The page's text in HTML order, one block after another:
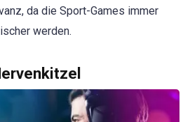
da die Sport-Games immer
werden.